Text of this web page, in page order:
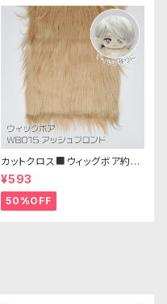
カットクロス■ウィッグボア約8c
m(アッシュブロンド)WB015 ボ
ア生地 25cm × 45cm
¥593
50%OFF